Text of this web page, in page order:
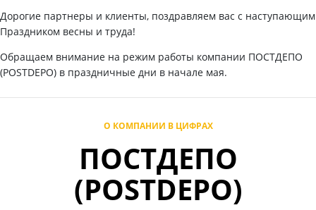
Дорогие партнеры и клиенты, поздравляем вас с наступающим
Праздником весны и труда!
Обращаем внимание на режим работы компании ПОСТДЕПО
(POSTDEPO) в праздничные дни в начале мая.
О КОМПАНИИ В ЦИФРАХ
ПОСТДЕПО
(POSTDEPO)